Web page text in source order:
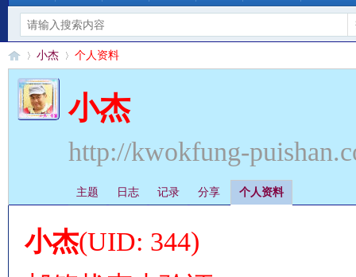
›
小杰
›
个人资料
小杰
http://kwokfung-
主题 日志 记录 分享 个人资料
小杰(UID: 344)